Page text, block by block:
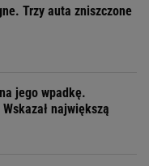
Trzy auta zniszczone
jego wpadkę.
największą